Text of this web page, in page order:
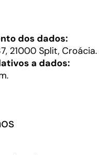
dos dados:
21000 Split, Croácia.
a dados: